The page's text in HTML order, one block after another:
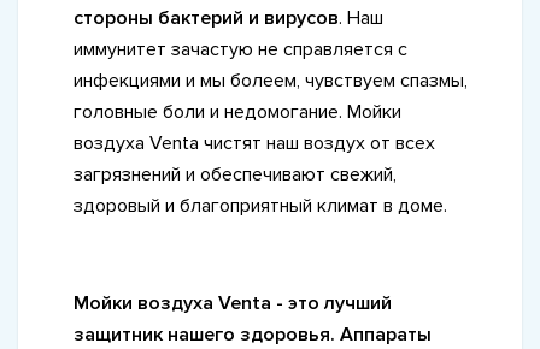
стороны бактерий и вирусов. Наш
иммунитет зачастую не справляется с
инфекциями и мы болеем, чувствуем спазмы,
головные боли и недомогание. Мойки
воздуха Venta чистят наш воздух от всех
загрязнений и обеспечивают свежий,
здоровый и благоприятный климат в доме.
Мойки воздуха Venta - это лучший
защитник нашего здоровья. Аппараты